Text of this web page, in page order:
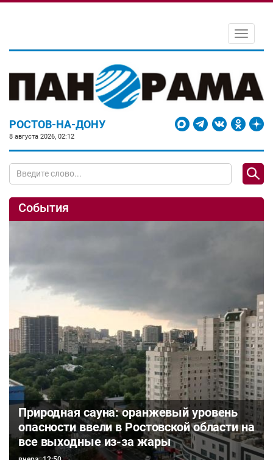
Toggle
РОСТОВ-НА-ДОНУ
8 августа 2026, 02:12
События
Природная сауна: оранжевый уровень
опасности ввели в Ростовской области на
все выходные из-за жары